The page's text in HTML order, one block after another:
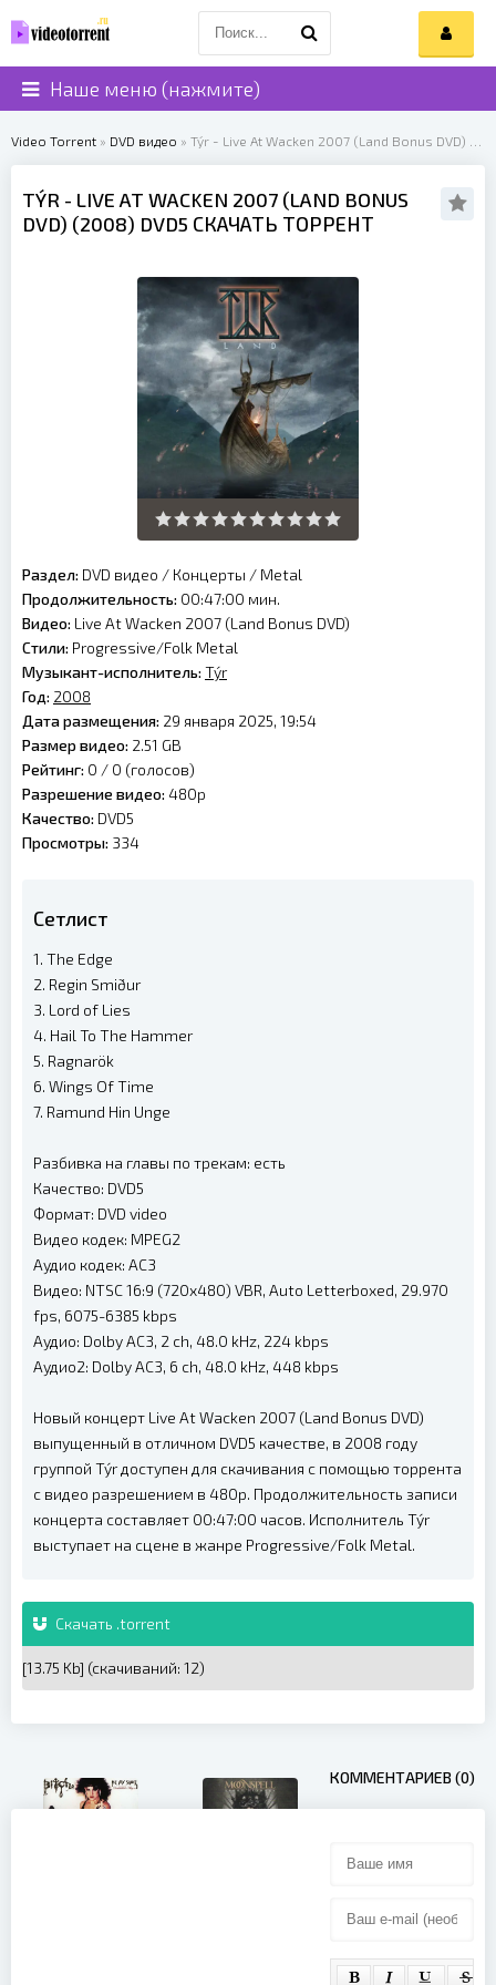
Наше меню (нажмите)
Video Torrent » DVD видео » Týr - Live At Wacken 2007 (Land Bonus DVD) (2008)
TÝR - LIVE AT WACKEN 2007 (LAND BONUS
DVD) (2008) DVD5 СКАЧАТЬ ТОРРЕНТ
Раздел: DVD видео / Концерты / Metal
Продолжительность: 00:47:00 мин.
Видео: Live At Wacken 2007 (Land Bonus DVD)
Стили: Progressive/Folk Metal
Музыкант-исполнитель: Týr
Год: 2008
Дата размещения: 29 января 2025, 19:54
Размер видео: 2.51 GB
Рейтинг: 0 / 0 (голосов)
Разрешение видео: 480p
Качество: DVD5
Просмотры: 334
Сетлист
1. The Edge
2. Regin Smiður
3. Lord of Lies
4. Hail To The Hammer
5. Ragnarök
6. Wings Of Time
7. Ramund Hin Unge
Разбивка на главы по трекам: есть
Качество: DVD5
Формат: DVD video
Видео кодек: MPEG2
Аудио кодек: AC3
Видео: NTSC 16:9 (720x480) VBR, Auto Letterboxed, 29.970
fps, 6075-6385 kbps
Аудио: Dolby AC3, 2 ch, 48.0 kHz, 224 kbps
Аудио2: Dolby AC3, 6 ch, 48.0 kHz, 448 kbps
Новый концерт Live At Wacken 2007 (Land Bonus DVD)
выпущенный в отличном DVD5 качестве, в 2008 году
группой Týr доступен для скачивания с помощью торрента
с видео разрешением в 480p. Продолжительность записи
концерта составляет 00:47:00 часов. Исполнитель Týr
выступает на сцене в жанре Progressive/Folk Metal.
Скачать .torrent
[13.75 Kb] (cкачиваний: 12)
КОММЕНТАРИЕВ (0)